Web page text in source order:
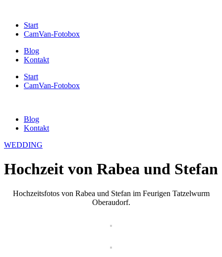
Start
CamVan-Fotobox
Blog
Kontakt
Start
CamVan-Fotobox
Blog
Kontakt
WEDDING
Hochzeit von Rabea und Stefan
Hochzeitsfotos von Rabea und Stefan im Feurigen Tatzelwurm
Oberaudorf.